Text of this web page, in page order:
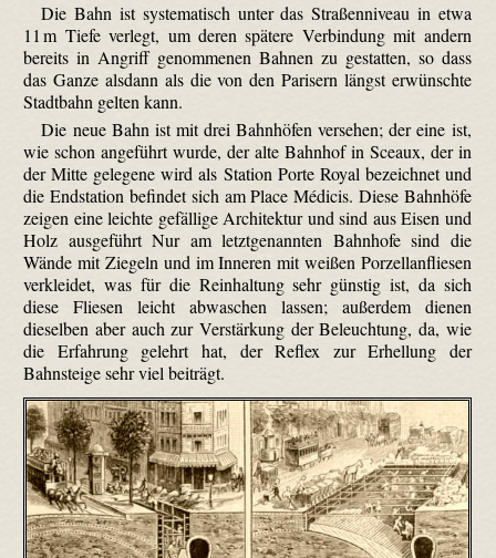
Die Bahn ist systematisch unter das Straßenniveau in etwa
11 m Tiefe verlegt, um deren spätere Verbindung mit andern
bereits in Angriff genommenen Bahnen zu gestatten, so dass
das Ganze alsdann als die von den Parisern längst erwünschte
Stadtbahn gelten kann.
Die neue Bahn ist mit drei Bahnhöfen versehen; der eine ist,
wie schon angeführt wurde, der alte Bahnhof in Sceaux, der in
der Mitte gelegene wird als Station Porte Royal bezeichnet und
die Endstation befindet sich am Place Médicis. Diese Bahnhöfe
zeigen eine leichte gefällige Architektur und sind aus Eisen und
Holz ausgeführt Nur am letztgenannten Bahnhofe sind die
Wände mit Ziegeln und im Inneren mit weißen Porzellanfliesen
verkleidet, was für die Reinhaltung sehr günstig ist, da sich
diese Fliesen leicht abwaschen lassen; außerdem dienen
dieselben aber auch zur Verstärkung der Beleuchtung, da, wie
die Erfahrung gelehrt hat, der Reflex zur Erhellung der
Bahnsteige sehr viel beiträgt.